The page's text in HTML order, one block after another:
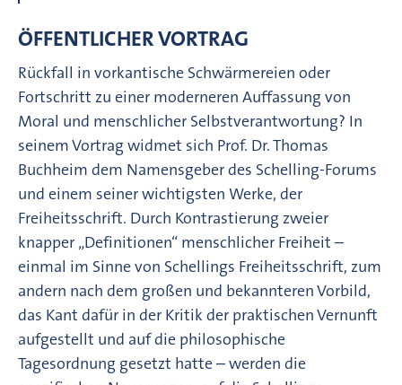
ÖFFENTLICHER VORTRAG
Rückfall in vorkantische Schwärmereien oder
Fortschritt zu einer moderneren Auffassung von
Moral und menschlicher Selbstverantwortung? In
seinem Vortrag widmet sich Prof. Dr. Thomas
Buchheim dem Namensgeber des Schelling-Forums
und einem seiner wichtigsten Werke, der
Freiheitsschrift. Durch Kontrastierung zweier
knapper „Definitionen“ menschlicher Freiheit –
einmal im Sinne von Schellings Freiheitsschrift, zum
andern nach dem großen und bekannteren Vorbild,
das Kant dafür in der Kritik der praktischen Vernunft
aufgestellt und auf die philosophische
Tagesordnung gesetzt hatte – werden die